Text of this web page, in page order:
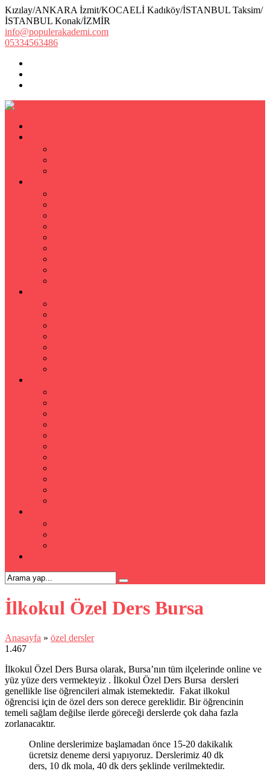
Kızılay/ANKARA İzmit/KOCAELİ Kadıköy/İSTANBUL Taksim/
İSTANBUL Konak/İZMİR
info@populerakademi.com
05334563486
İlkokul Özel Ders Bursa
Anasayfa » özel dersler
1.467
İlkokul Özel Ders Bursa olarak, Bursa’nın tüm ilçelerinde online ve
yüz yüze ders vermekteyiz . İlkokul Özel Ders Bursa dersleri
genellikle lise öğrencileri almak istemektedir. Fakat ilkokul
öğrencisi için de özel ders son derece gereklidir. Bir öğrencinin
temeli sağlam değilse ilerde göreceği derslerde çok daha fazla
zorlanacaktır.
Online derslerimize başlamadan önce 15-20 dakikalık
ücretsiz deneme dersi yapıyoruz. Derslerimiz 40 dk
ders, 10 dk mola, 40 dk ders şeklinde verilmektedir.